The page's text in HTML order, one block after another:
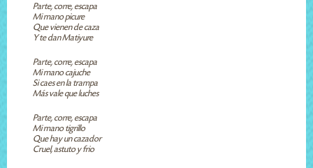
Parte, corre, escapa
Mi mano picure
Que vienen de caza
Y te dan Matiyure
Parte, corre, escapa
Mi mano cajuche
Si caes en la trampa
Más vale que luches
Parte, corre, escapa
Mi mano tigrillo
Que hay un cazador
Cruel, astuto y frio